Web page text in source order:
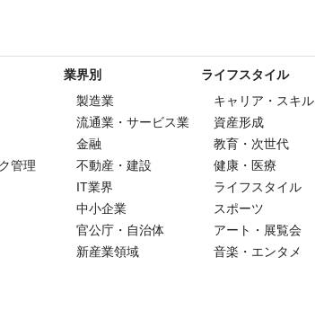
管理
業界別
製造業
流通業・サービス業
金融
不動産・建設
IT業界
中小企業
官公庁・自治体
新産業領域
ライフスタイル
キャリア・スキル
資産形成
教育・次世代
健康・医療
ライフスタイル
スポーツ
アート・展覧会
音楽・エンタメ